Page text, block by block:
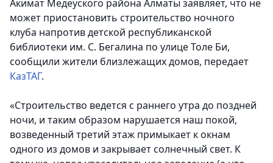
Акимат Медеуского района Алматы заявляет, что не
может приостановить строительство ночного
клуба напротив детской республиканской
библиотеки им. С. Бегалина по улице Толе Би,
сообщили жители близлежащих домов, передает
КазТАГ.
«Строительство ведется с раннего утра до поздней
ночи, и таким образом нарушается наш покой,
возведенный третий этаж примыкает к окнам
одного из домов и закрывает солнечный свет. К